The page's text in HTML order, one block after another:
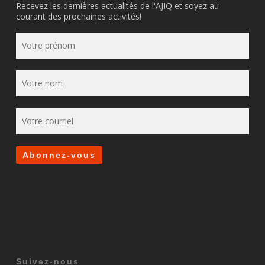
Recevez les dernières actualités de l'AJIQ et soyez au
courant des prochaines activités!
Suivez-nous